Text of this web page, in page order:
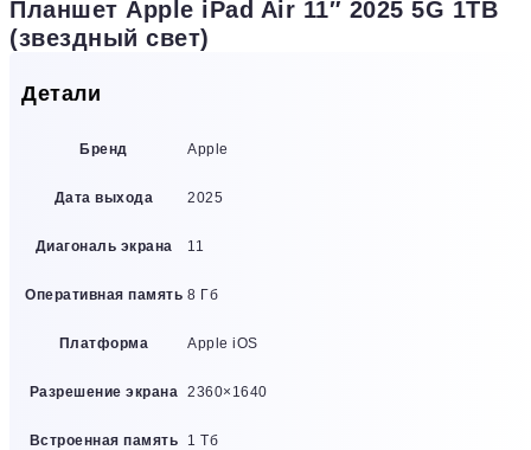
Планшет Apple iPad Air 11″ 2025 5G 1TB
(звездный свет)
Детали
Бренд Apple
Дата выхода 2025
Диагональ экрана 11
Оперативная память 8 Гб
Платформа Apple iOS
Разрешение экрана 2360×1640
Встроенная память 1 Тб